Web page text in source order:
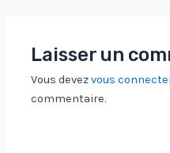
Laisser un
Vous devezvous
commentaire.